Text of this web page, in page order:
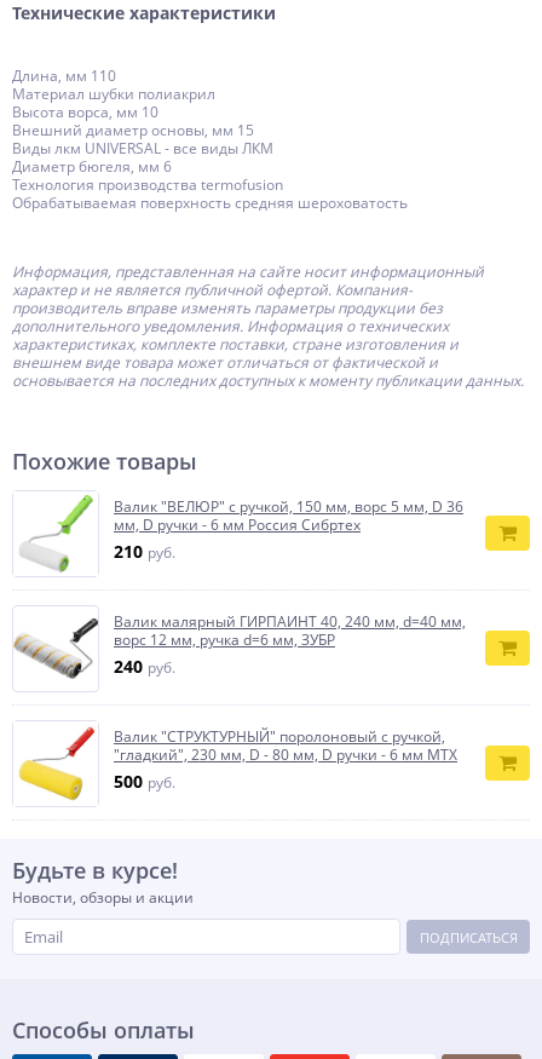
Технические характеристики
Длина, мм 110
Материал шубки полиакрил
Высота ворса, мм 10
Внешний диаметр основы, мм 15
Виды лкм UNIVERSAL - все виды ЛКМ
Диаметр бюгеля, мм 6
Технология производства termofusion
Обрабатываемая поверхность средняя шероховатость
Информация, представленная на сайте носит информационный
характер и не является публичной офертой. Компания-
производитель вправе изменять параметры продукции без
дополнительного уведомления. Информация о технических
характеристиках, комплекте поставки, стране изготовления и
внешнем виде товара может отличаться от фактической и
основывается на последних доступных к моменту публикации данных.
Похожие товары
Валик "ВЕЛЮР" с ручкой, 150 мм, ворс 5 мм, D 36
мм, D ручки - 6 мм Россия Сибртех
210 руб.
Валик малярный ГИРПАИНТ 40, 240 мм, d=40 мм,
ворс 12 мм, ручка d=6 мм, ЗУБР
240 руб.
Валик "СТРУКТУРНЫЙ" поролоновый с ручкой,
"гладкий", 230 мм, D - 80 мм, D ручки - 6 мм MTX
500 руб.
Будьте в курсе!
Новости, обзоры и акции
ПОДПИСАТЬСЯ
Способы оплаты